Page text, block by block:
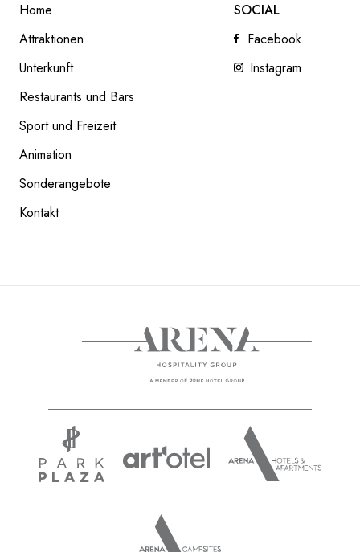
Home
Attraktionen
Unterkunft
Restaurants und Bars
Sport und Freizeit
Animation
Sonderangebote
Kontakt
SOCIAL
Facebook
Instagram